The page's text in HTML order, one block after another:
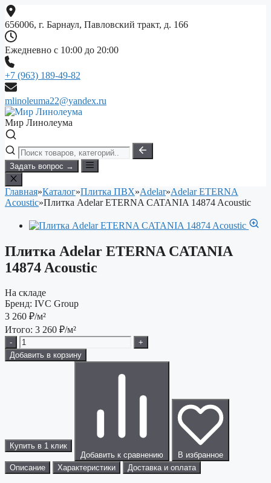
Перейти
к
содержимому
656006, г. Барнаул, Павловский тракт, д. 166
Ежедневно с 10:00 до 20:00
+7 (963) 189-49-82
mlinoleuma22@yandex.ru
Мир Линолеума
Задать вопрос →
Главная»Каталог»Плитка ПВХ»Adelar»Adelar ETERNA
Acoustic»Плитка Adelar ETERNA CATANIA 14874 Acoustic
Плитка Adelar ETERNA CATANIA
14874 Acoustic
На складе
Бренд: IVC Group
3 260 ₽/м²
Итого: 3 260 ₽/м²
-
+
Добавить в корзину
Купить в 1 клик
Добавить к сравнению
В избранное
Описание
Характеристики Доставка и оплата